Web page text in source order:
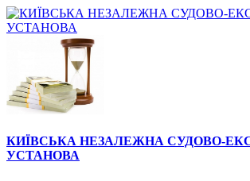
КИЇВСЬКА НЕЗАЛЕЖНА СУДОВО-
УСТАНОВА